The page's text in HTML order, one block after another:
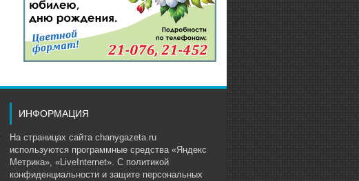
ИНФОРМАЦИЯ
На страницах сайта chanygazeta.ru
используются программные средства «Яндекс
Метрика», «LiveInternet». С политикой
конфиденциальности и защите персональных